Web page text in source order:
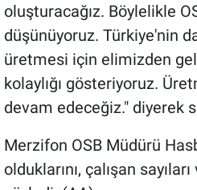
oluşturacağız. Böylelikle
düşünüyoruz. Türkiye'nin
üretmesi için elimizden
kolaylığı gösteriyoruz.
devam edeceğiz." diyerek
Merzifon OSB Müdürü
olduklarını, çalışan